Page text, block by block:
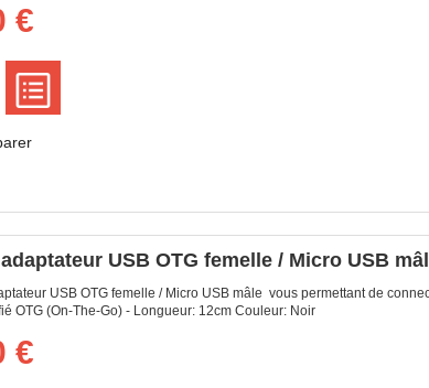
€
USB OTG femelle / Micro USB
USB OTG femelle / Micro USB mâle vous permettant de
OTG (On-The-Go) - Longueur: 12cm Couleur: Noir
€